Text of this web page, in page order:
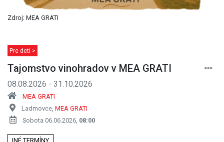
Zdroj: MEA GRATI
Pre deti >
Tajomstvo vinohradov v MEA GRATI
08.08.2026 - 31.10.2026
MEA GRATI
Ladmovce, MEA GRATI
Sobota 06.06.2026, 08:00
INÉ TERMÍNY